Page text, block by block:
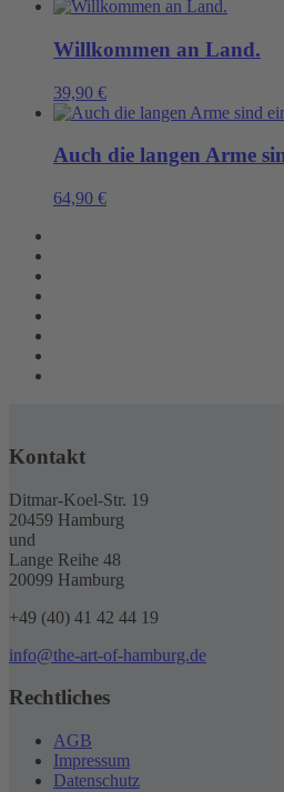
Willkommen an Land.
39,90 €
Auch die langen Arme
64,90 €
Kontakt
Ditmar-Koel-Str. 19
20459 Hamburg
und
Lange Reihe 48
20099 Hamburg
+49 (40) 41 42 44 19
info@the-art-of-hamburg.de
Rechtliches
AGB
Impressum
Datenschutz